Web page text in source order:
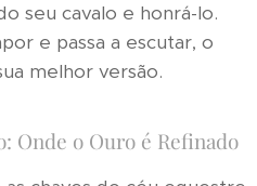
seu cavalo e honrá-lo.
e passa a escutar, o
melhor versão.
Onde o Ouro é Refinado